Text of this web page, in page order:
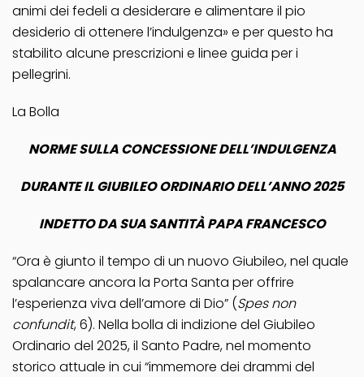
animi dei fedeli a desiderare e alimentare il pio
desiderio di ottenere l’indulgenza» e per questo ha
stabilito alcune prescrizioni e linee guida per i
pellegrini.
La Bolla
NORME SULLA CONCESSIONE DELL’INDULGENZA
DURANTE IL GIUBILEO ORDINARIO DELL’ANNO 2025
INDETTO DA SUA SANTITÀ PAPA FRANCESCO
“Ora è giunto il tempo di un nuovo Giubileo, nel quale
spalancare ancora la Porta Santa per offrire
l’esperienza viva dell’amore di Dio” (Spes non
confundit, 6). Nella bolla di indizione del Giubileo
Ordinario del 2025, il Santo Padre, nel momento
storico attuale in cui “immemore dei drammi del